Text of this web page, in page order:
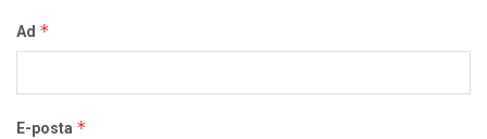
Ad *
E-posta *